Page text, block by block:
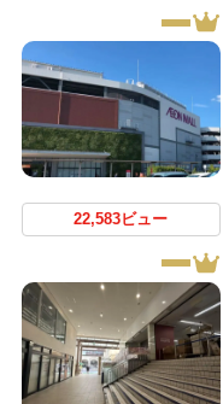
22,583ビュー